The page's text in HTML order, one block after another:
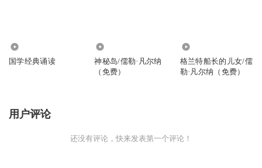
国学经典诵读
神秘岛/儒勒·凡尔纳
（免费）
格兰特船长的儿女/儒
勒·凡尔纳（免费）
用户评论
还没有评论，快来发表第一个评论！